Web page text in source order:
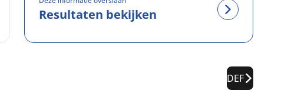
Resultaten bekijken
DEF